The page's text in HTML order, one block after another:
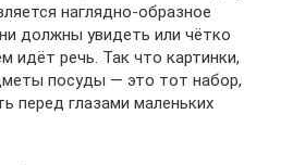
наглядно-образное
должны увидеть или чётко
идёт речь. Так что картинки,
посуды — это тот набор,
перед глазами маленьких